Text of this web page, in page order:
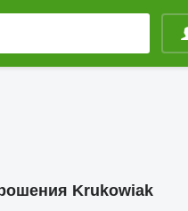
Krukowiak